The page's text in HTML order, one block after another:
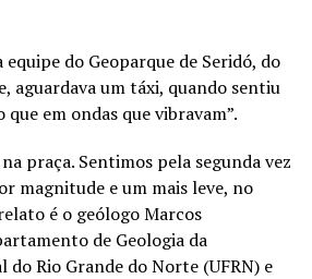
do Geoparque de Seridó, do
aguardava um táxi, quando sentiu
em ondas que vibravam”.
praça. Sentimos pela segunda vez
magnitude e um mais leve, no
é o geólogo Marcos
de Geologia da
do Rio Grande do Norte (UFRN) e